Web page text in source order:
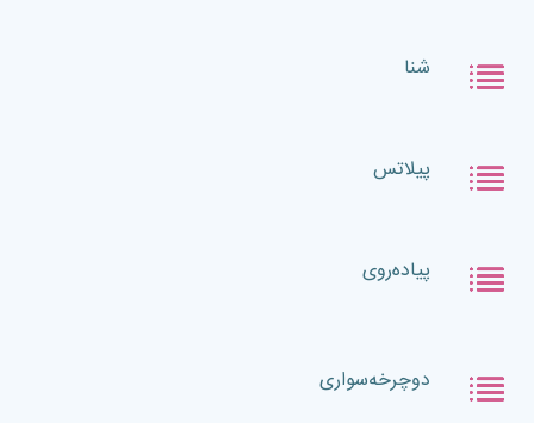
شنا
پیلاتس
پیاده‌روی
دوچرخه‌سواری